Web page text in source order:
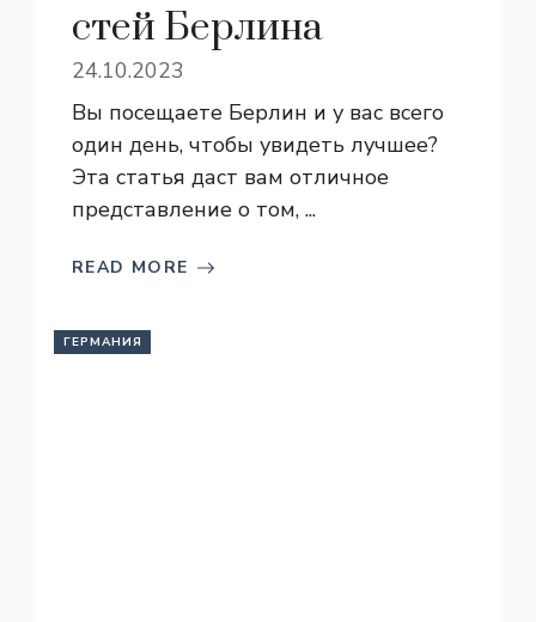
стей Берлина
24.10.2023
Вы посещаете Берлин и у вас всего
один день, чтобы увидеть лучшее?
Эта статья даст вам отличное
представление о том, ...
READ MORE
ГЕРМАНИЯ